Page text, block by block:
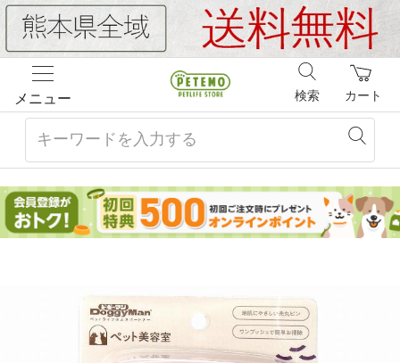
メニュー カート
検索